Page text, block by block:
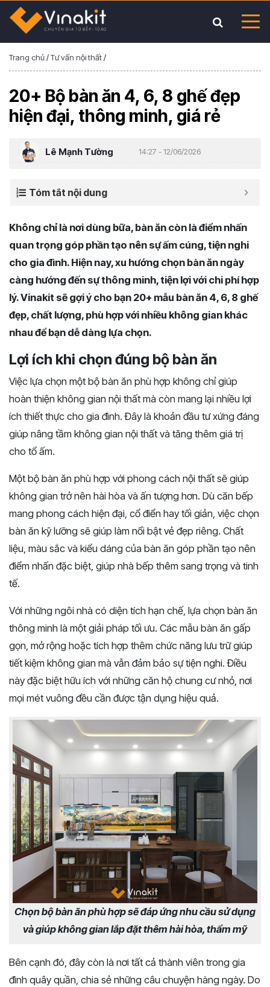
Trang chủ/Tư vấn nội thất/
20+ Bộ bàn ăn 4, 6, 8 ghế đẹp
hiện đại, thông minh, giá rẻ
Lê Mạnh Tường 14:27 - 12/06/2026
Tóm tắt nội dung
Không chỉ là nơi dùng bữa, bàn ăn còn là điểm nhấn
quan trọng góp phần tạo nên sự ấm cúng, tiện nghi
cho gia đình. Hiện nay, xu hướng chọn bàn ăn ngày
càng hướng đến sự thông minh, tiện lợi với chi phí hợp
lý. Vinakit sẽ gợi ý cho bạn 20+ mẫu bàn ăn 4, 6, 8 ghế
đẹp, chất lượng, phù hợp với nhiều không gian khác
nhau để bạn dễ dàng lựa chọn.
Lợi ích khi chọn đúng bộ bàn ăn
Việc lựa chọn một bộ bàn ăn phù hợp không chỉ giúp
hoàn thiện không gian nội thất mà còn mang lại nhiều lợi
ích thiết thực cho gia đình. Đây là khoản đầu tư xứng đáng
giúp nâng tầm không gian nội thất và tăng thêm giá trị
cho tổ ấm.
Một bộ bàn ăn phù hợp với phong cách nội thất sẽ giúp
không gian trở nên hài hòa và ấn tượng hơn. Dù căn bếp
mang phong cách hiện đại, cổ điển hay tối giản, việc chọn
bàn ăn kỹ lưỡng sẽ giúp làm nổi bật vẻ đẹp riêng. Chất
liệu, màu sắc và kiểu dáng của bàn ăn góp phần tạo nên
điểm nhấn đặc biệt, giúp nhà bếp thêm sang trọng và tinh
tế.
Với những ngôi nhà có diện tích hạn chế, lựa chọn bàn ăn
thông minh là một giải pháp tối ưu. Các mẫu bàn ăn gấp
gọn, mở rộng hoặc tích hợp thêm chức năng lưu trữ giúp
tiết kiệm không gian mà vẫn đảm bảo sự tiện nghi. Điều
này đặc biệt hữu ích với những căn hộ chung cư nhỏ, nơi
mọi mét vuông đều cần được tận dụng hiệu quả.
Chọn bộ bàn ăn phù hợp sẽ đáp ứng nhu cầu sử dụng
và giúp không gian lắp đặt thêm hài hòa, thẩm mỹ
Bên cạnh đó, đây còn là nơi tất cả thành viên trong gia
đình quây quần, chia sẻ những câu chuyện hàng ngày. Do